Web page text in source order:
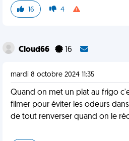
16 4
Cloud66 16
mardi 8 octobre 2024 11:35
Quand on met un plat au frigo
filmer pour éviter les odeurs
de tout renverser quand on le